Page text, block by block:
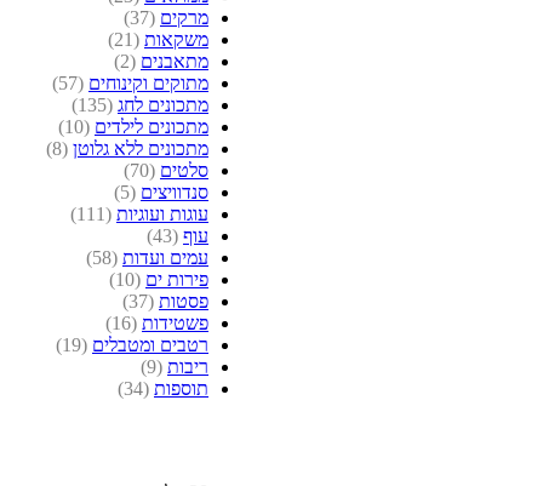
מרקים (37)
משקאות (21)
מתאבנים (2)
מתוקים וקינוחים (57)
מתכונים לחג (135)
מתכונים לילדים (10)
מתכונים ללא גלוטן (8)
סלטים (70)
סנדוויצים (5)
עוגות ועוגיות (111)
עוף (43)
עמים ועדות (58)
פירות ים (10)
פסטות (37)
פשטידות (16)
רטבים ומטבלים (19)
ריבות (9)
תוספות (34)